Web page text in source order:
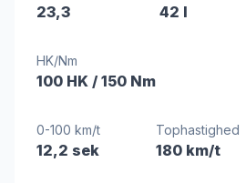
23,3 42 l
HK/Nm
100 HK / 150 Nm
0-100 km/t
12,2 sek
Tophastighed
180 km/t